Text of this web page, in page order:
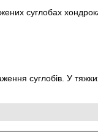
суглобах
суглобів. У